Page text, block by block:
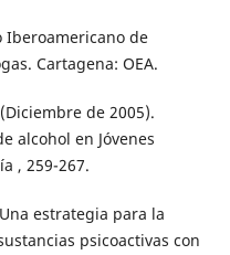
Iberoamericano de
Cartagena: OEA.
de 2005).
alcohol en Jóvenes
, 259-267.
estrategia para la
psicoactivas con